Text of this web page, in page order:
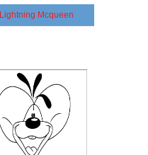
Lightning Mcqueen